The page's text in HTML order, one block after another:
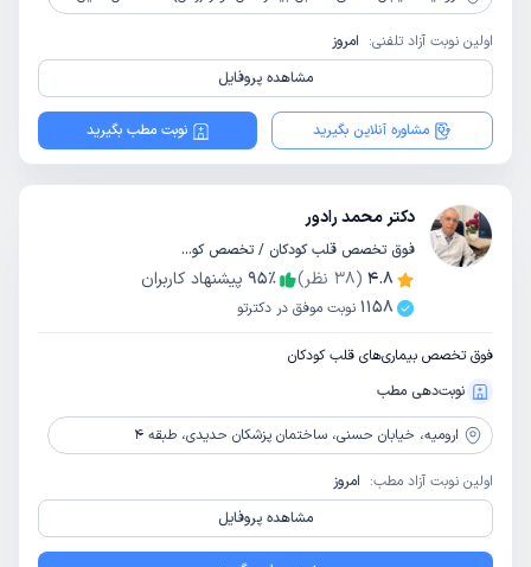
اولین نوبت آزاد تلفنی: امروز
مشاهده پروفایل
مشاوره آنلاین بگیرید نوبت مطب بگیرید
دکتر محمد رادور
فوق تخصص قلب کودکان / تخصص کودکان و اطفال
4.8
(
38 نظر) 95٪
پیشنهاد کاربران
1158 نوبت موفق در دکترتو
فوق تخصص بیماری‌های قلب کودکان
نوبت‌دهی مطب
ارومیه، خیابان حسنی، ساختمان پزشکان حدیدی، طبقه 4
اولین نوبت آزاد مطب: امروز
مشاهده پروفایل